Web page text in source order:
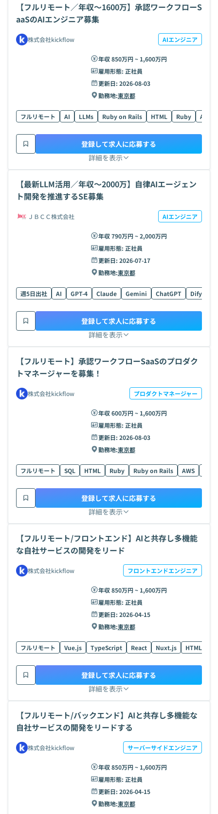
【フルリモート／年収〜1600万】承認ワークフローS
aaSのAIエンジニア募集
株式会社kickflow AIエンジニア
年収 850万円 ~ 1,600万円
雇用形態: 正社員
更新日: 2026-08-03
勤務地:東京都
フルリモート AI LLMs Ruby on Rails HTML Ruby AWS
詳細を表示
登録して求人に応募する
【最新LLM活用／年収〜2000万】自律AIエージェン
ト開発を推進するSE募集
ＪＢＣＣ株式会社 AIエンジニア
年収 790万円 ~ 2,000万円
雇用形態: 正社員
更新日: 2026-07-17
勤務地:東京都
週5日出社 AI GPT-4 Claude Gemini ChatGPT Dify
詳細を表示
登録して求人に応募する
【フルリモート】承認ワークフローSaaSのプロダク
トマネージャーを募集！
株式会社kickflow プロダクトマネージャー
年収 600万円 ~ 1,600万円
雇用形態: 正社員
更新日: 2026-08-03
勤務地:東京都
フルリモート SQL HTML Ruby Ruby on Rails AWS
詳細を表示
登録して求人に応募する
【フルリモート/フロントエンド】AIと共存し多機能
な自社サービスの開発をリード
株式会社kickflow フロントエンドエンジニア
年収 850万円 ~ 1,600万円
雇用形態: 正社員
更新日: 2026-04-15
勤務地:東京都
フルリモート Vue.js TypeScript React Nuxt.js HTML
詳細を表示
登録して求人に応募する
【フルリモート/バックエンド】AIと共存し多機能な
自社サービスの開発をリードする
株式会社kickflow サーバーサイドエンジニア
年収 850万円 ~ 1,600万円
雇用形態: 正社員
更新日: 2026-04-15
勤務地:東京都